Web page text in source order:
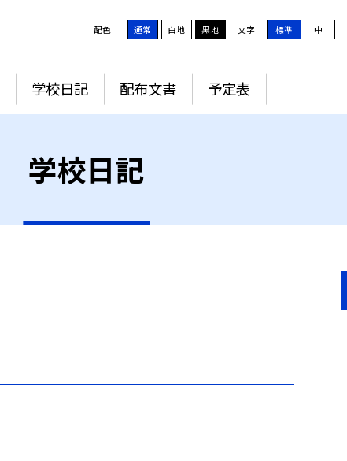
配色 通常 白地 黒地 文字 標準 中
学校日記 配布文書 予定表
学校日記